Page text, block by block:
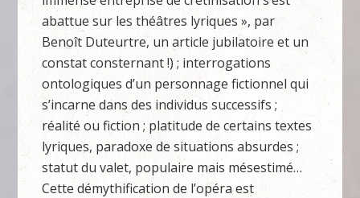
abattue sur les théâtres lyriques », par
Benoît Duteurtre, un article jubilatoire et un
constat consternant !) ; interrogations
ontologiques d’un personnage fictionnel qui
s’incarne dans des individus successifs ;
réalité ou fiction ; platitude de certains textes
lyriques, paradoxe de situations absurdes ;
statut du valet, populaire mais mésestimé…
Cette démythification de l’opéra est